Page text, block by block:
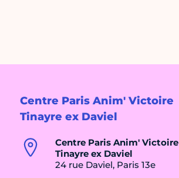
Centre Paris Anim' Victoire
Tinayre ex Daviel
Centre Paris Anim' Victoire
Tinayre ex Daviel
24 rue Daviel, Paris 13e